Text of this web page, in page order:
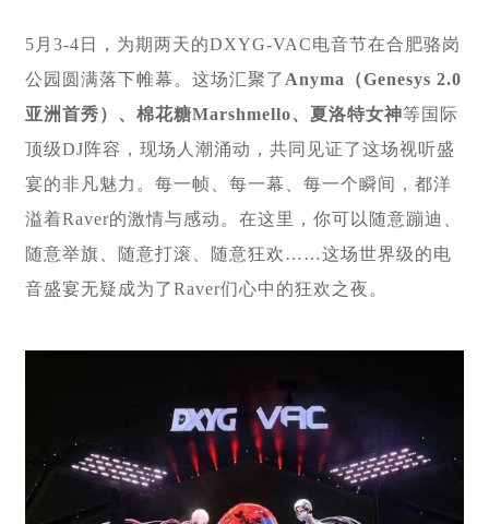
5月3-4日，为期两天的DXYG-VAC电音节在合肥骆岗
公园圆满落下帷幕。这场汇聚了 Anyma（Genesys 2.0
亚洲首秀）、棉花糖Marshmello、夏洛特女神等国际
顶级DJ阵容，现场人潮涌动，共同见证了这场视听盛
宴的非凡魅力。每一帧、每一幕、每一个瞬间，都洋
溢着Raver的激情与感动。在这里，你可以随意蹦迪、
随意举旗、随意打滚、随意狂欢……这场世界级的电
音盛宴无疑成为了Raver们心中的狂欢之夜。